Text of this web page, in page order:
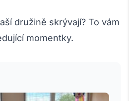
družině skrývají? To vám
momentky.